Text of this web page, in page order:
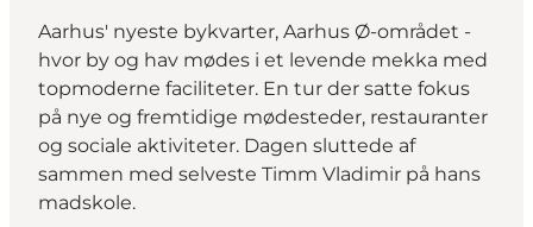
Aarhus' nyeste bykvarter, Aarhus Ø-området -
hvor by og hav mødes i et levende mekka med
topmoderne faciliteter. En tur der satte fokus
på nye og fremtidige mødesteder, restauranter
og sociale aktiviteter. Dagen sluttede af
sammen med selveste Timm Vladimir på hans
madskole.